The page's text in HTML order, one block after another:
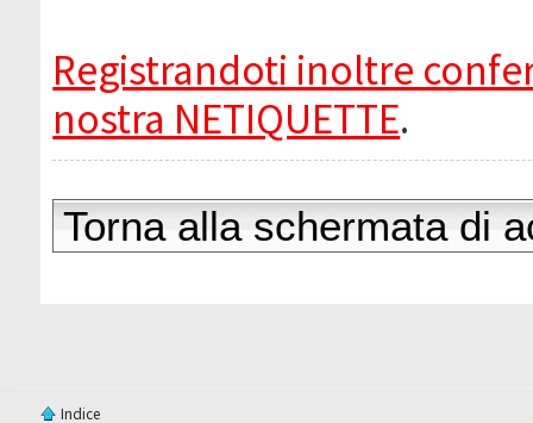
Registrandoti inoltre
nostra NETIQUETTE.
Torna alla schermata di
Indice